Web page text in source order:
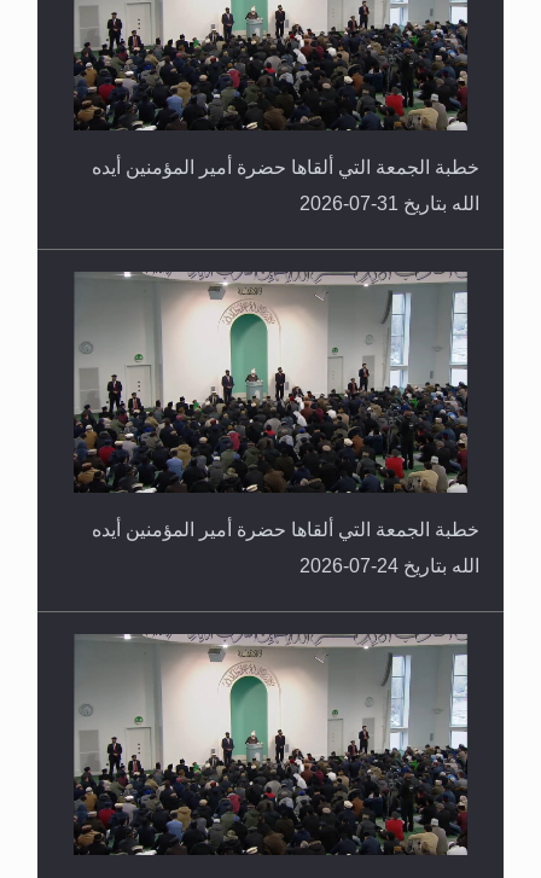
خطبة الجمعة التي ألقاها حضرة أمير المؤمنين أيده
الله بتاريخ 31-07-2026
خطبة الجمعة التي ألقاها حضرة أمير المؤمنين أيده
الله بتاريخ 24-07-2026